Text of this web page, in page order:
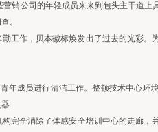
销公司的年轻成员来来到包头主干道上
。
工作，贝本徽标焕发出了过去的光彩。
年成员进行清洁工作。整顿技术中心环
完全消除了体感安全培训中心的走廊，